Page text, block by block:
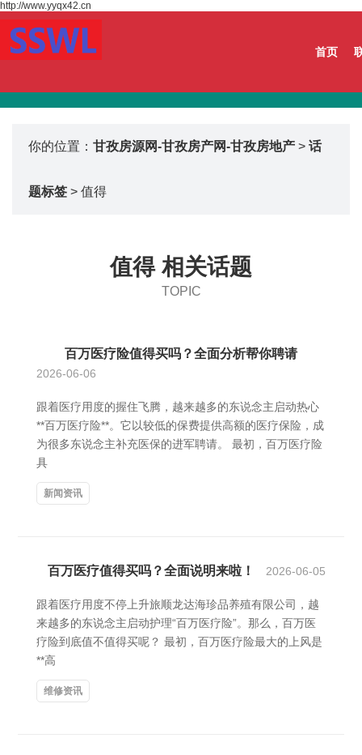
http://www.yyqx42.cn
首页
你的位置： 甘孜房源网-甘孜房产网-甘孜房地产 > 话
题标签 > 值得
值得 相关话题
TOPIC
百万医疗险值得买吗？全面分析帮你聘请
2026-06-06
跟着医疗用度的握住飞腾，越来越多的东说念主启动热心
**百万医疗险**。它以较低的保费提供高额的医疗保险，成
为很多东说念主补充医保的进军聘请。 最初，百万医疗险
具
新闻资讯
百万医疗值得买吗？全面说明来啦！ 2026-06-05
跟着医疗用度不停上升旅顺龙达海珍品养殖有限公司，越
来越多的东说念主启动护理“百万医疗险”。那么，百万医
疗险到底值不值得买呢？ 最初，百万医疗险最大的上风是
**高
维修资讯